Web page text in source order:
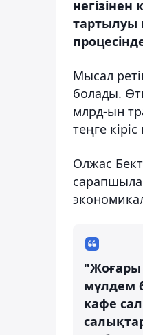
тартылуы
Мысал
болады.
млрд-ын
теңге
Олжас
"Жоғары
мүлдем
кафе